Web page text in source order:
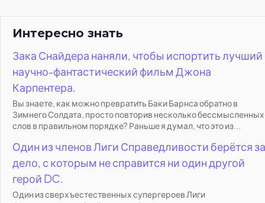
Интересно знать
Зака Снайдера наняли, чтобы испортить лучший
научно-фантастический фильм Джона
Карпентера.
Вы знаете, как можно превратить Баки Барнса обратно в
Зимнего Солдата, просто повторив несколько бессмысленных
слов в правильном порядке? Раньше я думал, что это из...
Один из членов Лиги Справедливости берётся за
дело, с которым не справится ни один другой
герой DC.
Один из сверхъестественных супергероев Лиги